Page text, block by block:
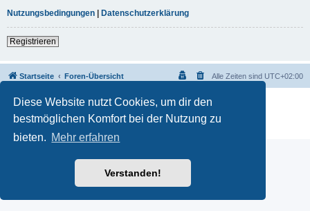
Diese Website nutzt Cookies, um dir den
bestmöglichen Komfort bei der Nutzung zu
bieten. Mehr erfahren
Verstanden!
Nutzungsbedingungen
Datenschutzerklärung
Registrieren
Startseite Foren-Übersicht Alle Zeiten sind UTC+02:00
Powered byphpBB® Forum Software © phpBB Limited
Deutsche Übersetzung durch
Nutzungsbedingungen